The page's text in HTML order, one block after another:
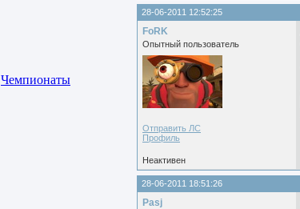
Чемпионаты
28-06-2011 12:52:25
FoRK
Опытный пользователь
Отправить ЛС
Профиль
Неактивен
28-06-2011 18:51:26
Pasj